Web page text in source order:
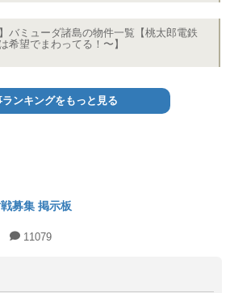
バミューダ諸島の物件一覧【桃太郎電鉄
希望でまわってる！〜】
ランキングをもっと見る
募集 掲示板
11079